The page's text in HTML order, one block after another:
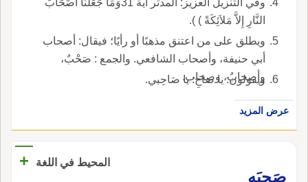
النَّارِ إِلاَّ مَلاَئِكَةً ) ).
ويطلق على من اعتنق مذهبًا أو رأيًا؛ فيقال: أصحاب
أبي حنيفة، وأصحاب الشافعي. والجمع : صَحْبٌ،
وأصحابٌ، وصِحاب.
ويقولون: يا صاحِ: يا صَاحِبي.
عرض المزيد
المحيط في اللغة
+
صَحِبَه